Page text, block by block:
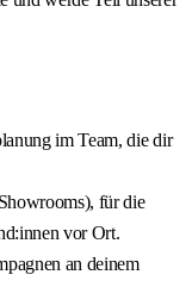
im Team, die dir
für die
vor Ort.
an deinem